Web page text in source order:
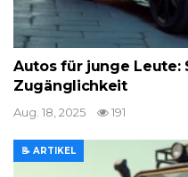
Autos für junge Leute:
Zugänglichkeit
Aug. 18, 2025 191
📝 ARTIKEL